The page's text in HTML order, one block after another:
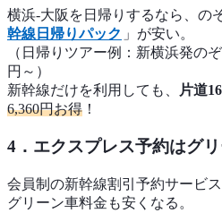
横浜-大阪を日帰りするなら、の
幹線日帰りパック 」が安い。
（日帰りツアー例：新横浜発の
円～）
新幹線だけを利用しても、
片道
6,360円お得 ！
4．エクスプレス予約はグ
会員制の新幹線割引予約サービス
グリーン車料金も安くなる。